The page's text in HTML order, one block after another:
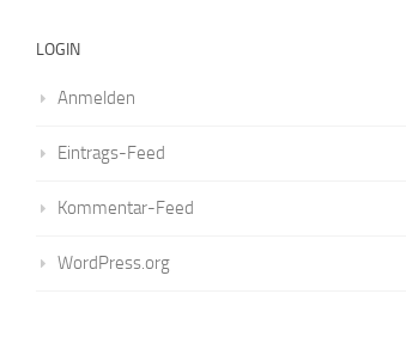
LOGIN
Anmelden
Eintrags-Feed
Kommentar-Feed
WordPress.org